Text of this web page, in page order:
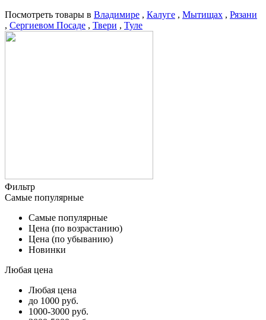
Посмотреть товары в Владимире , Калуге , Мытищах , Рязани
, Сергиевом Посаде , Твери , Туле
Фильтр
Самые популярные
Самые популярные
Цена (по возрастанию)
Цена (по убыванию)
Новинки
Любая цена
Любая цена
до 1000 руб.
1000-3000 руб.